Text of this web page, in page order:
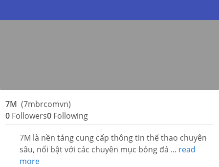
7M(7mbrcomvn)
0 Followers0 Following
7M là nền tảng cung cấp thông tin thể thao chuyên
sâu, nổi bật với các chuyên mục bóng đá ... read
more